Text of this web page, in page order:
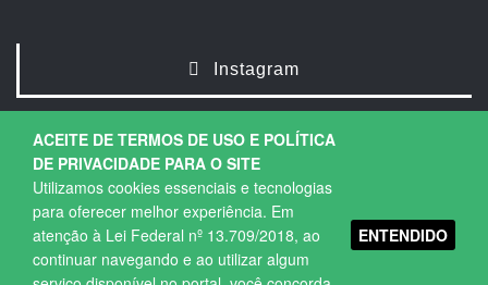
ACEITE DE TERMOS DE USO E POLÍTICA
DE PRIVACIDADE PARA O SITE
Utilizamos cookies essenciais e tecnologias
para oferecer melhor experiência. Em
atenção à Lei Federal nº 13.709/2018, ao
continuar navegando e ao utilizar algum
ENTENDIDO
Instagram
Copyright © 2026. Todos os direitos Reservados.
Política de Privacidade |Termos de Uso